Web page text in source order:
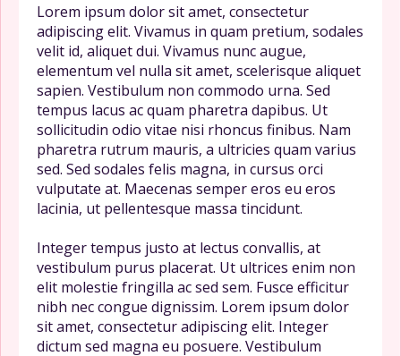
Lorem ipsum dolor sit amet, consectetur
adipiscing elit. Vivamus in quam pretium, sodales
velit id, aliquet dui. Vivamus nunc augue,
elementum vel nulla sit amet, scelerisque aliquet
sapien. Vestibulum non commodo urna. Sed
tempus lacus ac quam pharetra dapibus. Ut
sollicitudin odio vitae nisi rhoncus finibus. Nam
pharetra rutrum mauris, a ultricies quam varius
sed. Sed sodales felis magna, in cursus orci
vulputate at. Maecenas semper eros eu eros
lacinia, ut pellentesque massa tincidunt.
Integer tempus justo at lectus convallis, at
vestibulum purus placerat. Ut ultrices enim non
elit molestie fringilla ac sed sem. Fusce efficitur
nibh nec congue dignissim. Lorem ipsum dolor
sit amet, consectetur adipiscing elit. Integer
dictum sed magna eu posuere. Vestibulum